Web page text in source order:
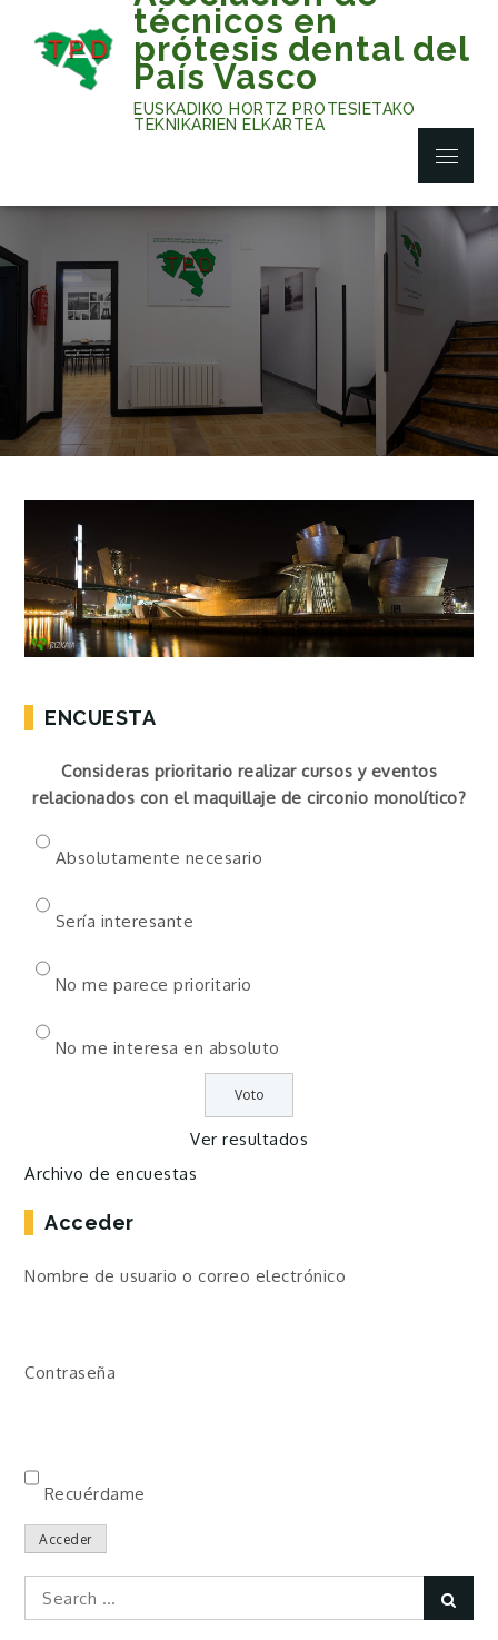
content
técnicos en
prótesis dental del
País Vasco
EUSKADIKO HORTZ PROTESIETAKO
TEKNIKARIEN ELKARTEA
Menu
ENCUESTA
Consideras prioritario realizar cursos y eventos
relacionados con el maquillaje de circonio monolítico?
Absolutamente necesario
Sería interesante
No me parece prioritario
No me interesa en absoluto
Ver resultados
Archivo de encuestas
Acceder
Nombre de usuario o correo electrónico
Contraseña
Recuérdame
Acceder
Search
for: